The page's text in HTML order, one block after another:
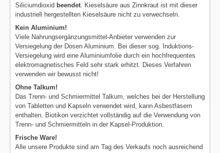
Siliciumdioxid beendet . Kieselsäure aus Zinnkraut ist mit dieser
industriell hergestellten Kieselsäure nicht zu verwechseln.
Kein Aluminium!
Viele Nahrungsergänzungsmittel-Anbieter verwenden zur
Versiegelung der Dosen Aluminium. Bei dieser sog. Induktions-
Versiegelung wird eine Aluminiumfolie durch ein hochfrequentes
elektromagnetisches Feld sehr stark erhitzt. Dieses Verfahren
verwenden wir bewusst nicht!
Ohne Talkum!
Das Trenn- und Schmiermittel Talkum, welches bei der Herstellung
von Tabletten und Kapseln verwendet wird, kann Asbestfasern
enthalten. Biotikon verzichtet vollständig auf die Verwendung von
Trenn- und Schmiermitteln in der Kapsel-Produktion.
Frische Ware!
Alle unsere Produkte sind am Tag des Verkaufs noch ausreichend